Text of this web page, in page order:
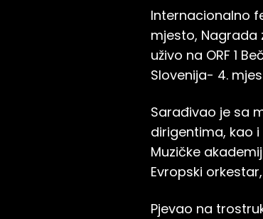
Internacionalno
mjesto, Nagrada
uživo na ORF 1
Slovenija- 4.
Sarađivao je sa
dirigentima, kao i
Muzičke
Evropski
Pjevao na